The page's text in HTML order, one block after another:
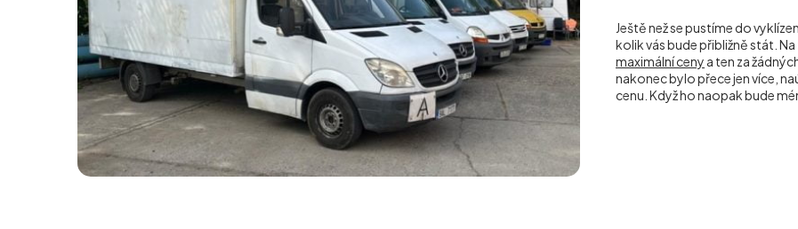
Ještě než se pustíme do
kolik vás bude přibližně stát.
maximální ceny a ten za
nakonec bylo přece jen více,
cenu. Když ho naopak bude